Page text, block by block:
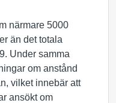
närmare 5000
än det totala
Under samma
om anstånd
vilket innebär att
ansökt om